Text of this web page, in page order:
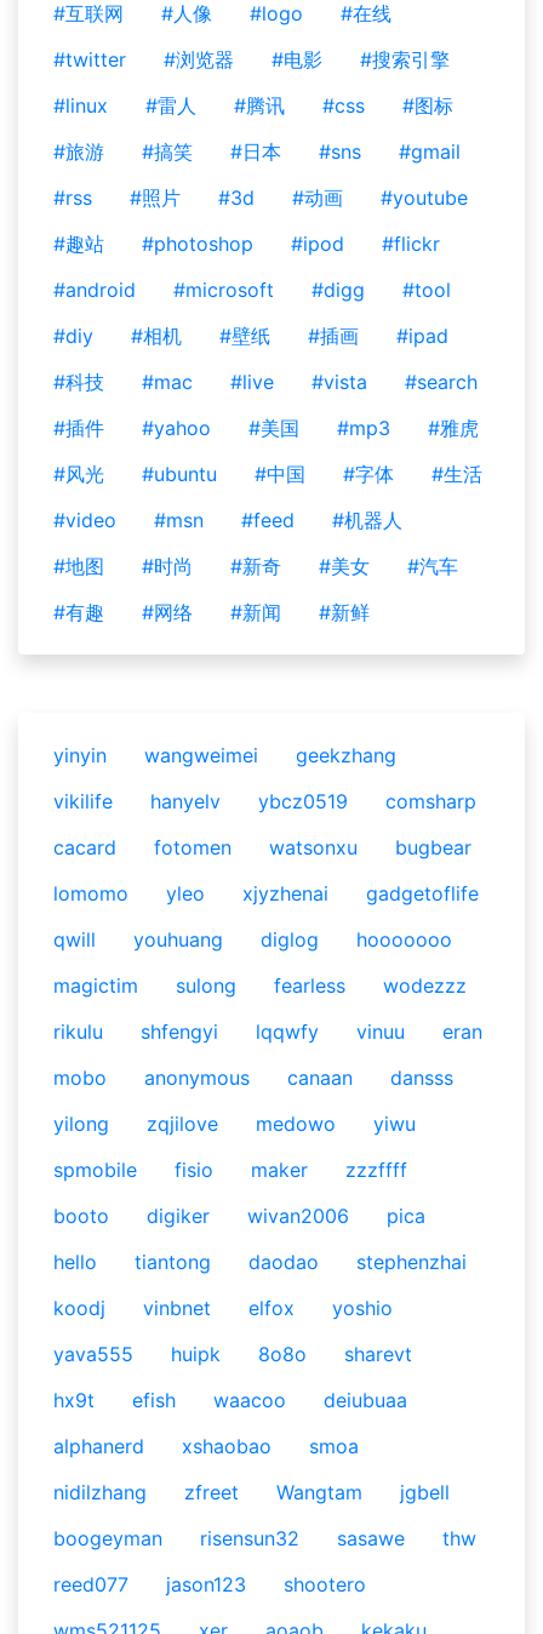
#互联网
#人像 #logo
#在线
#twitter
#浏览器 #电影
#搜索引擎
#linux
#雷人 #腾讯 #css
#图标
#旅游
#搞笑 #日本 #sns
#gmail
#rss
#照片 #3d #动画
#youtube
#趣站
#photoshop #ipod
#flickr
#android
#microsoft #digg
#tool
#diy
#相机 #壁纸 #插画
#ipad
#科技
#mac #live #vista
#search
#插件
#yahoo #美国 #mp3
#雅虎
#风光
#ubuntu #中国 #字体
#生活
#video
#msn #feed
#机器人
#地图
#时尚 #新奇 #美女
#汽车
#有趣
#网络 #新闻 #新鲜
yinyin wangweimei
geekzhang
vikilife
hanyelv ybcz0519
comsharp
cacard
fotomen watsonxu
bugbear
lomomo
yleo xjyzhenai
gadgetoflife
qwill
youhuang diglog
hooooooo
magictim
sulong fearless
wodezzz
rikulu
shfengyi lqqwfy vinuu
eran
mobo
anonymous canaan
dansss
yilong
zqjilove medowo
yiwu
spmobile
fisio maker
zzzffff
booto
digiker wivan2006
pica
hello
tiantong daodao
stephenzhai
koodj
vinbnet elfox
yoshio
yava555
huipk 8o8o
sharevt
hx9t
efish waacoo
deiubuaa
alphanerd
xshaobao
smoa
nidilzhang
zfreet Wangtam
jgbell
boogeyman
risensun32 sasawe
thw
reed077
jason123
shootero